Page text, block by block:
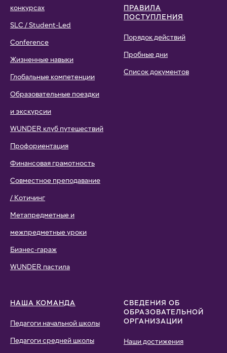
конкурсах
SLC / Student-Led
Conference
Жизненные навыки
Глобальные компетенции
Образовательные поездки
и экскурсии
WUNDER клуб путешествий
Профориентация
Финансовая грамотность
Совместное преподавание
/ Котичинг
Метапредметные и
межпредметные уроки
Бизнес-гараж
WUNDER пастила
ПРАВИЛА
ПОСТУПЛЕНИЯ
Порядок действий
Пробные дни
Список документов
НАША КОМАНДА
Педагоги начальной школы
Педагоги средней школы
СВЕДЕНИЯ ОБ
ОБРАЗОВАТЕЛЬНОЙ
ОРГАНИЗАЦИИ
Наши достижения